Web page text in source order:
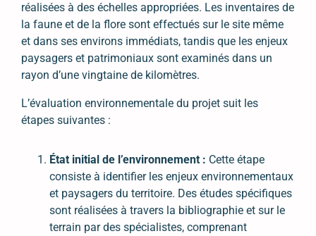
réalisées à des échelles appropriées. Les inventaires de
la faune et de la flore sont effectués sur le site même
et dans ses environs immédiats, tandis que les enjeux
paysagers et patrimoniaux sont examinés dans un
rayon d’une vingtaine de kilomètres.
L’évaluation environnementale du projet suit les
étapes suivantes :
État initial de l’environnement : Cette étape
consiste à identifier les enjeux environnementaux
et paysagers du territoire. Des études spécifiques
sont réalisées à travers la bibliographie et sur le
terrain par des spécialistes, comprenant